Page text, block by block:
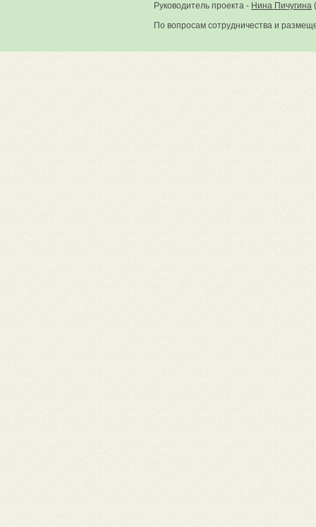
Руководитель проекта - Нина Пичугина (
По вопросам сотрудничества и